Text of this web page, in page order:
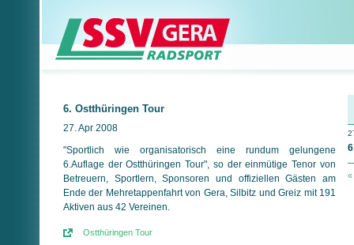
6. Ostthüringen Tour
27. Apr 2008
"Sportlich wie organisatorisch eine rundum gelungene
6.Auflage der Ostthüringen Tour", so der einmütige Tenor von
Betreuern, Sportlern, Sponsoren und offiziellen Gästen am
Ende der Mehretappenfahrt von Gera, Silbitz und Greiz mit 191
Aktiven aus 42 Vereinen.
Ostthüringen Tour
«